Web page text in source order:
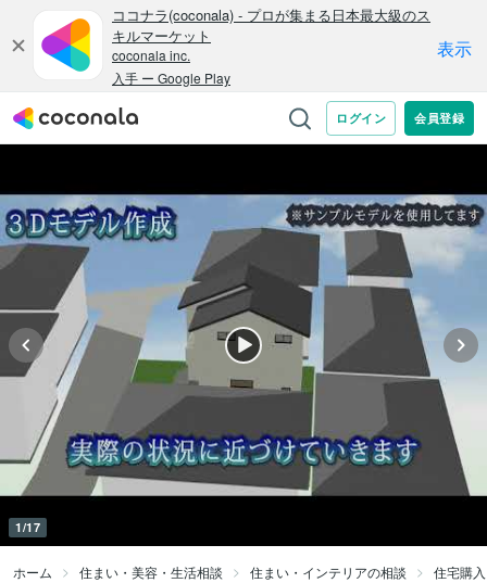
1/17
ホーム 住まい・美容・生活相談 住まい・インテリアの相談 住宅購